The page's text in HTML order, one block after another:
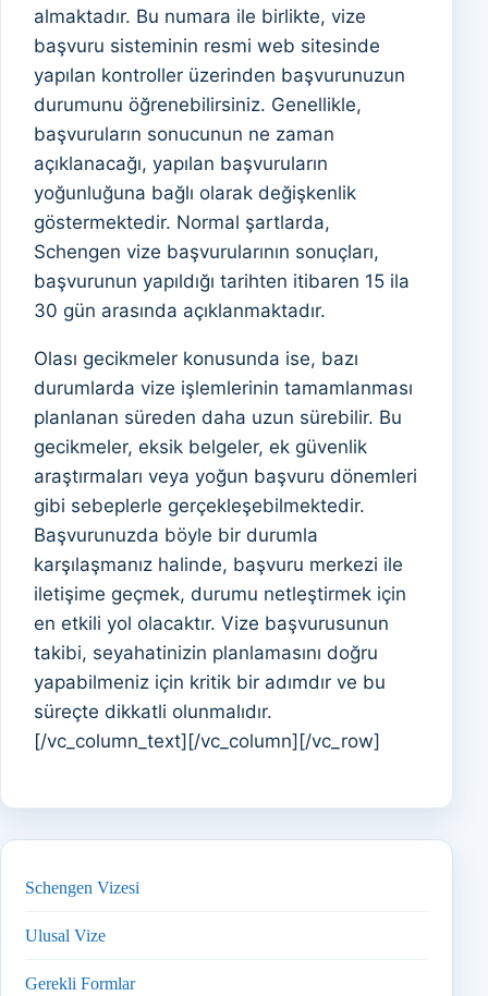
Schengen Vizesi
Ulusal Vize
Gerekli Formlar
almaktadır. Bu numara ile birlikte, vize
başvuru sisteminin resmi web sitesinde
yapılan kontroller üzerinden başvurunuzun
durumunu öğrenebilirsiniz. Genellikle,
başvuruların sonucunun ne zaman
açıklanacağı, yapılan başvuruların
yoğunluğuna bağlı olarak değişkenlik
göstermektedir. Normal şartlarda,
Schengen vize başvurularının sonuçları,
başvurunun yapıldığı tarihten itibaren 15 ila
30 gün arasında açıklanmaktadır.
Olası gecikmeler konusunda ise, bazı
durumlarda vize işlemlerinin tamamlanması
planlanan süreden daha uzun sürebilir. Bu
gecikmeler, eksik belgeler, ek güvenlik
araştırmaları veya yoğun başvuru dönemleri
gibi sebeplerle gerçekleşebilmektedir.
Başvurunuzda böyle bir durumla
karşılaşmanız halinde, başvuru merkezi ile
iletişime geçmek, durumu netleştirmek için
en etkili yol olacaktır. Vize başvurusunun
takibi, seyahatinizin planlamasını doğru
yapabilmeniz için kritik bir adımdır ve bu
süreçte dikkatli olunmalıdır.
[/vc_column_text][/vc_column][/vc_row]